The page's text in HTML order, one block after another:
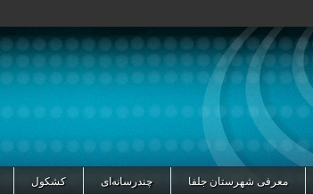
معرفی شهرستان جلفا چندرسانه‌ای کشکول